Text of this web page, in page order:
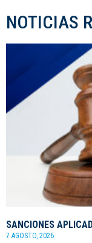
NOTICIAS
SANCIONES
7 AGOSTO, 2026